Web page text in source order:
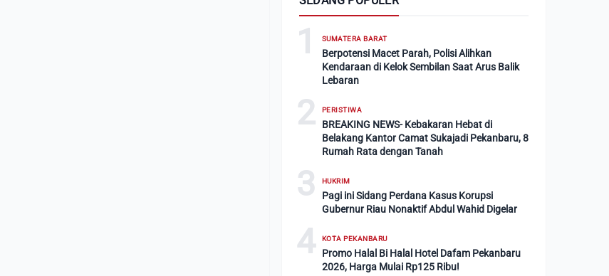
1 SUMATERA BARAT
Berpotensi Macet Parah, Polisi Alihkan
Kendaraan di Kelok Sembilan Saat Arus Balik
Lebaran
2 PERISTIWA
BREAKING NEWS- Kebakaran Hebat di
Belakang Kantor Camat Sukajadi Pekanbaru, 8
Rumah Rata dengan Tanah
3 HUKRIM
Pagi ini Sidang Perdana Kasus Korupsi
Gubernur Riau Nonaktif Abdul Wahid Digelar
4 KOTA PEKANBARU
Promo Halal Bi Halal Hotel Dafam Pekanbaru
2026, Harga Mulai Rp125 Ribu!